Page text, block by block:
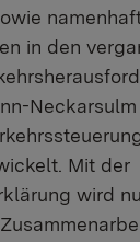
in den
Mit der
wird